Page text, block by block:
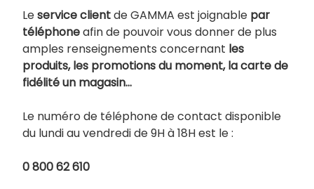
Leservice clientde GAMMA est joignable par
téléphoneafin de pouvoir vous donner de plus
amples renseignements concernant les
produits, les promotions du moment, la carte de
fidélité un magasin…
Le numéro de téléphone de contact disponible
du lundi au vendredi de 9H à 18H est le :
0 800 62 610